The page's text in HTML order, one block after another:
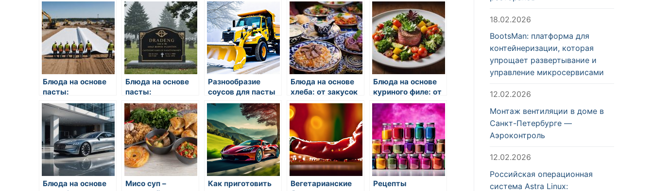
Блюда на основе
пасты:
разнообразие
рецептов
Блюда на основе
пасты:
разнообразие
рецептов
Разнообразие
соусов для пасты
Блюда на основе
хлеба: от закусок
до гарниров
Блюда на основе
куриного филе: от
салатов до
запеканок
Блюда на основе
Мисо суп –
Как приготовить
Вегетарианские
Рецепты
18.02.2026
BootsMan: платформа для
контейнеризации, которая
упрощает развертывание и
управление микросервисами
12.02.2026
Монтаж вентиляции в доме в
Санкт-Петербурге —
Аэроконтроль
12.02.2026
Российская операционная
система Astra Linux: